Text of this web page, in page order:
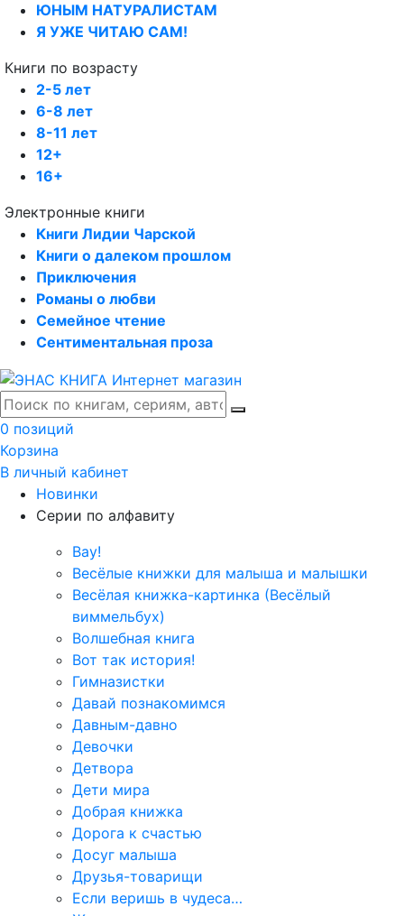
ЮНЫМ НАТУРАЛИСТАМ
Я УЖЕ ЧИТАЮ САМ!
Книги по возрасту
2-5 лет
6-8 лет
8-11 лет
12+
16+
Электронные книги
Книги Лидии Чарской
Книги о далеком прошлом
Приключения
Романы о любви
Семейное чтение
Сентиментальная проза
0 позиций
Корзина
В личный кабинет
Новинки
Серии по алфавиту
Вау!
Весёлые книжки для малыша и малышки
Весёлая книжка-картинка (Весёлый
виммельбух)
Волшебная книга
Вот так история!
Гимназистки
Давай познакомимся
Давным-давно
Девочки
Детвора
Дети мира
Добрая книжка
Дорога к счастью
Досуг малыша
Друзья-товарищи
Если веришь в чудеса…